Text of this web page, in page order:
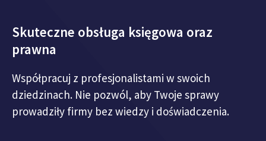
Skuteczne obsługa księgowa oraz
prawna
Współpracuj z profesjonalistami w swoich
dziedzinach. Nie pozwól, aby Twoje sprawy
prowadziły firmy bez wiedzy i doświadczenia.